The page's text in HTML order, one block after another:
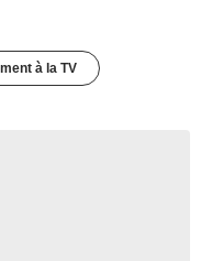
à la TV